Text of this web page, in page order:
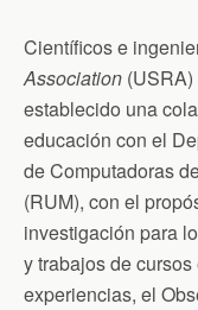
Científicos e
Association
establecido una
educación con el
de Computadoras
(RUM), con el
investigación para
y trabajos de
experiencias, el